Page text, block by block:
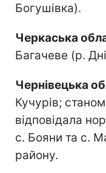
Богушівка).
Черкаська
Багачеве (р.
Чернівецька
Кучурів;
відповідала
с. Бояни та с.
району.